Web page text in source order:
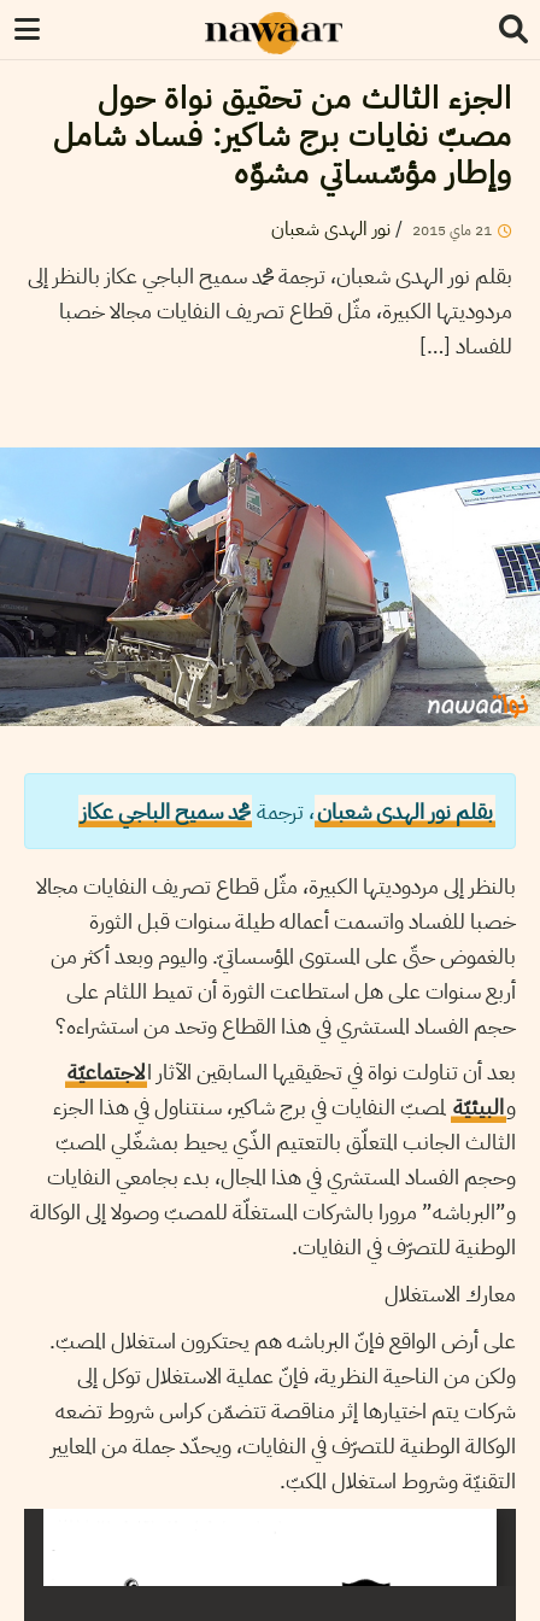
الجزء الثالث من تحقيق نواة حول
مصبّ نفايات برج شاكير: فساد شامل
وإطار مؤسّساتي مشوّه
21 ماي 2015
/نور الهدى شعبان
بقلم نور الهدى شعبان، ترجمة محمد سميح الباجي عكاز بالنظر إلى
مردوديتها الكبيرة، مثّل قطاع تصريف النفايات مجالا خصبا
للفساد […]
بقلم نور الهدى شعبان، ترجمة محمد سميح الباجي عكاز
بالنظر إلى مردوديتها الكبيرة، مثّل قطاع تصريف النفايات مجالا
خصبا للفساد واتسمت أعماله طيلة سنوات قبل الثورة
بالغموض حتّى على المستوى المؤسساتيّ. واليوم وبعد أكثر من
أربع سنوات على هل استطاعت الثورة أن تميط اللثام على
حجم الفساد المستشري في هذا القطاع وتحد من استشراءه؟
بعد أن تناولت نواة في تحقيقيها السابقين الآثار الاجتماعيّة
والبيئيّة لمصبّ النفايات في برج شاكير، سنتناول في هذا الجزء
الثالث الجانب المتعلّق بالتعتيم الذّي يحيط بمشغّلي المصبّ
وحجم الفساد المستشري في هذا المجال، بدء بجامعي النفايات
و”البرباشه” مرورا بالشركات المستغلّة للمصبّ وصولا إلى الوكالة
الوطنية للتصرّف في النفايات.
معارك الاستغلال
على أرض الواقع فإنّ البرباشه هم يحتكرون استغلال المصبّ.
ولكن من الناحية النظرية، فإنّ عملية الاستغلال توكل إلى
شركات يتم اختيارها إثر مناقصة تتضمّن كراس شروط تضعه
الوكالة الوطنية للتصرّف في النفايات، ويحدّد جملة من المعايير
التقنيّة وشروط استغلال المكبّ.